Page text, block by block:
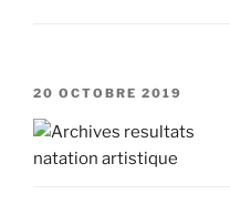
PUBLIÉ
20 OCTOBRE 2019